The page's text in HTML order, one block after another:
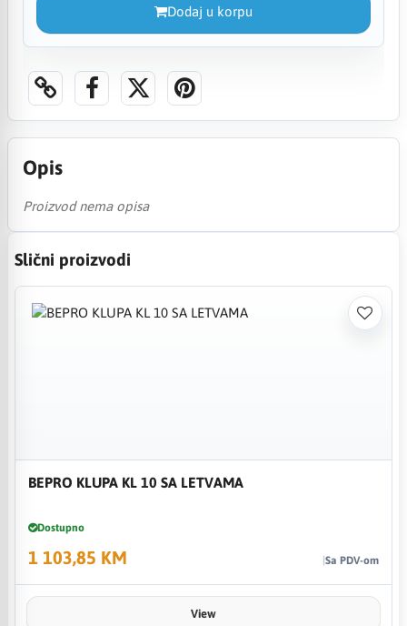
Dodaj u korpu
Opis
Proizvod nema opisa
Slični proizvodi
BEPRO KLUPA KL 10 SA LETVAMA
Dostupno
1 103,85 KM Sa PDV-om
View